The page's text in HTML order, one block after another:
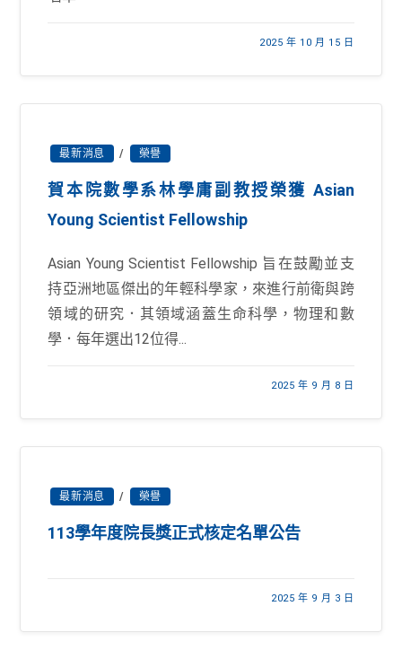
2025 年 10 月 15 日
最新消息 / 榮譽
賀本院數學系林學庸副教授榮獲 Asian
Young Scientist Fellowship
Asian Young Scientist Fellowship 旨在鼓勵並支
持亞洲地區傑出的年輕科學家，來進行前衛與跨
領域的研究．其領域涵蓋生命科學，物理和數
學．每年選出12位得...
2025 年 9 月 8 日
最新消息 / 榮譽
113學年度院長獎正式核定名單公告
2025 年 9 月 3 日